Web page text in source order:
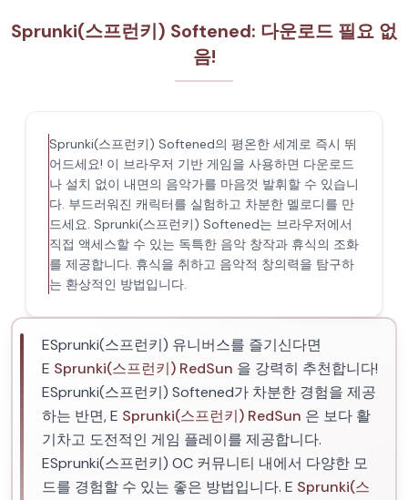
Sprunki(스프런키) Softened: 다운로드 필요 없
음!
Sprunki(스프런키) Softened의 평온한 세계로 즉시 뛰
어드세요! 이 브라우저 기반 게임을 사용하면 다운로드
나 설치 없이 내면의 음악가를 마음껏 발휘할 수 있습니
다. 부드러워진 캐릭터를 실험하고 차분한 멜로디를 만
드세요. Sprunki(스프런키) Softened는 브라우저에서
직접 액세스할 수 있는 독특한 음악 창작과 휴식의 조화
를 제공합니다. 휴식을 취하고 음악적 창의력을 탐구하
는 환상적인 방법입니다.
ESprunki(스프런키) 유니버스를 즐기신다면
E Sprunki(스프런키) RedSun 을 강력히 추천합니다!
ESprunki(스프런키) Softened가 차분한 경험을 제공
하는 반면, E Sprunki(스프런키) RedSun 은 보다 활
기차고 도전적인 게임 플레이를 제공합니다.
ESprunki(스프런키) OC 커뮤니티 내에서 다양한 모
드를 경험할 수 있는 좋은 방법입니다. E Sprunki(스